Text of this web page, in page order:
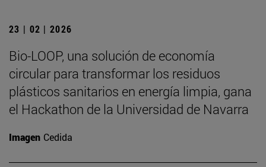
23 | 02 | 2026
Bio-LOOP, una solución de economía
circular para transformar los residuos
plásticos sanitarios en energía limpia, gana
el Hackathon de la Universidad de Navarra
Imagen Cedida